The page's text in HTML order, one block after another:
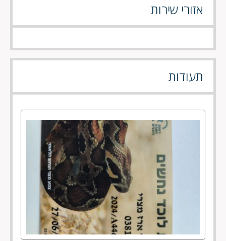
אזורי שירות
תעודות